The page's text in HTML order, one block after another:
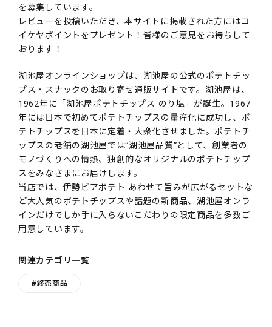
を募集しています。
レビューを投稿いただき、本サイトに掲載された方にはコ
イケヤポイントをプレゼント！皆様のご意見をお待ちして
おります！
湖池屋オンラインショップは、湖池屋の公式のポテトチッ
プス・スナックのお取り寄せ通販サイトです。湖池屋は、
1962年に「湖池屋ポテトチップス のり塩」が誕生。1967
年には日本で初めてポテトチップスの量産化に成功し、ポ
テトチップスを日本に定着・大衆化させました。ポテトチ
ップスの老舗の湖池屋では“湖池屋品質”として、創業者の
モノづくりへの情熱、独創的なオリジナルのポテトチップ
スをみなさまにお届けします。
当店では、伊勢ビアポテト あわせて旨みが広がるセットな
ど大人気のポテトチップスや話題の新商品、湖池屋オンラ
インだけでしか手に入らないこだわりの限定商品を多数ご
用意しています。
関連カテゴリ一覧
#終売商品